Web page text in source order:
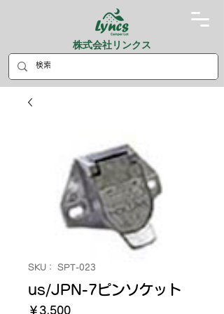
株式会社リンクス
SKU： SPT-023
us/JPN-7ピンソケット
￥3,500価